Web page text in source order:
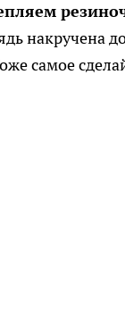
накручена
самое